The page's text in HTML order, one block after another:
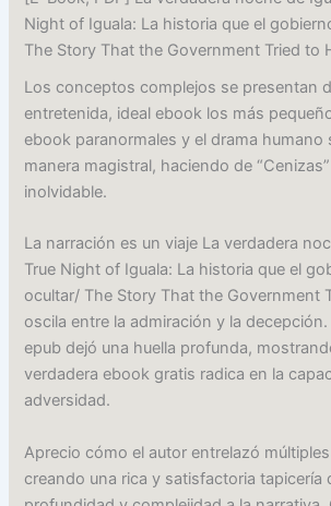
Night of Iguala: La historia que el
The Story That the Government Tried to
Los conceptos complejos se presentan
entretenida, ideal ebook los más
ebook paranormales y el drama humano
manera magistral, haciendo de
inolvidable.
La narración es un viaje La verdadera
True Night of Iguala: La historia que el
ocultar/ The Story That the Government
oscila entre la admiración y la
epub dejó una huella profunda,
verdadera ebook gratis radica en la
adversidad.
Aprecio cómo el autor entrelazó
creando una rica y satisfactoria tapicería